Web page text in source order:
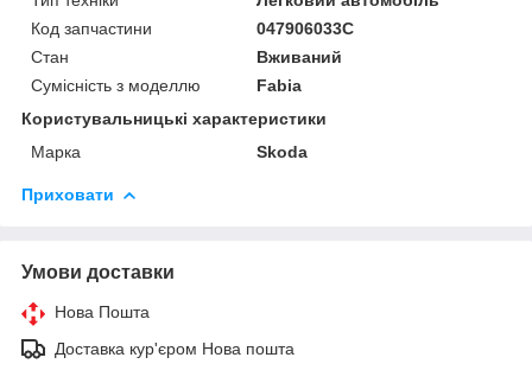
Код запчастини
047906033C
Стан
Вживаний
Сумісність з моделлю
Fabia
Користувальницькі характеристики
Марка
Skoda
Приховати
Умови доставки
Нова Пошта
Доставка кур'єром Нова пошта